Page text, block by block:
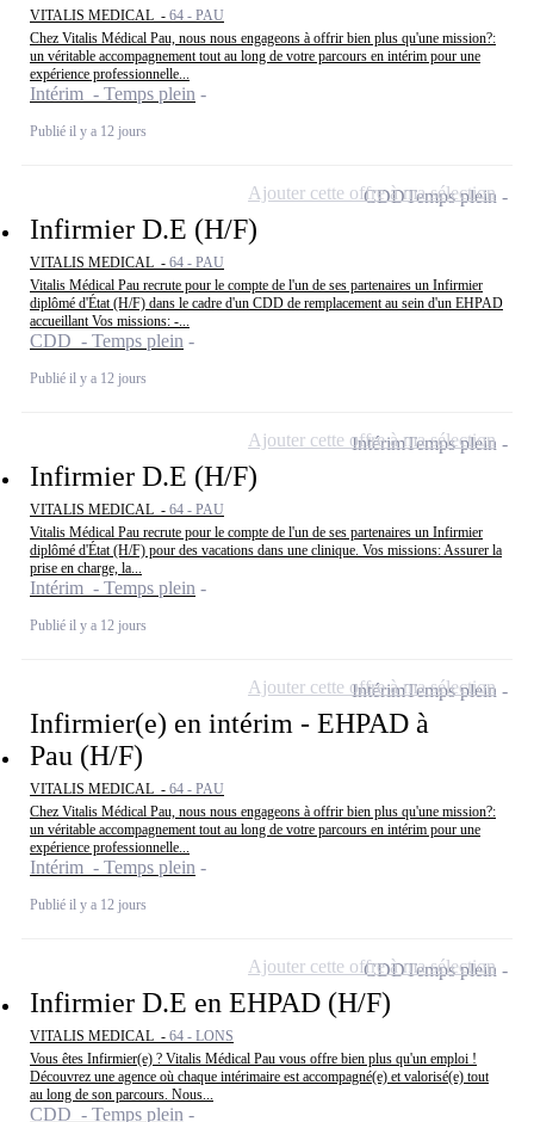
VITALIS MEDICAL - 64 - PAU
Chez Vitalis Médical Pau, nous nous engageons à offrir bien plus qu'une mission?:
un véritable accompagnement tout au long de votre parcours en intérim pour une
expérience professionnelle...
Intérim - Temps plein
Publié il y a 12 jours
Infirmier D.E (H/F)
VITALIS MEDICAL - 64 - PAU
Vitalis Médical Pau recrute pour le compte de l'un de ses partenaires un Infirmier
diplômé d'État (H/F) dans le cadre d'un CDD de remplacement au sein d'un EHPAD
accueillant Vos missions: -...
CDD - Temps plein
Publié il y a 12 jours
CDDTemps plein
Ajouter cette offre à ma sélection
Infirmier D.E (H/F)
VITALIS MEDICAL - 64 - PAU
Vitalis Médical Pau recrute pour le compte de l'un de ses partenaires un Infirmier
diplômé d'État (H/F) pour des vacations dans une clinique. Vos missions: Assurer la
prise en charge, la...
Intérim - Temps plein
Publié il y a 12 jours
IntérimTemps plein
Ajouter cette offre à ma sélection
Infirmier(e) en intérim - EHPAD à
Pau (H/F)
VITALIS MEDICAL - 64 - PAU
Chez Vitalis Médical Pau, nous nous engageons à offrir bien plus qu'une mission?:
un véritable accompagnement tout au long de votre parcours en intérim pour une
expérience professionnelle...
Intérim - Temps plein
Publié il y a 12 jours
IntérimTemps plein
Ajouter cette offre à ma sélection
Infirmier D.E en EHPAD (H/F)
VITALIS MEDICAL - 64 - LONS
Vous êtes Infirmier(e) ? Vitalis Médical Pau vous offre bien plus qu'un emploi !
Découvrez une agence où chaque intérimaire est accompagné(e) et valorisé(e) tout
au long de son parcours. Nous...
CDD - Temps plein
CDDTemps plein
Ajouter cette offre à ma sélection